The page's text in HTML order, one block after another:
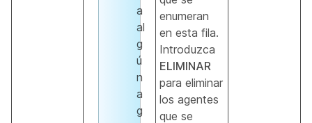
a
al
g
ú
n
a
g
enumeran
en esta fila.
Introduzca
ELIMINAR
para eliminar
los agentes
que se